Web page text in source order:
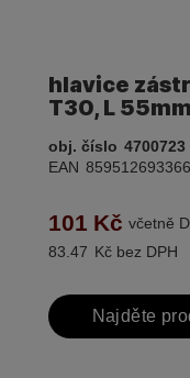
hlavice
T30, L 55mm
obj. číslo 4700723
EAN
101 Kč včetně
83.47 Kč bez DPH
Najděte